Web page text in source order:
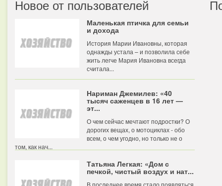
Новое от пользователей
Маленькая птичка для семьи
и дохода
История Марии Ивановны, которая
однажды устала – и позволила себе
жить легче Мария Ивановна всегда
считала...
Нариман Джемилев: «40
тысяч саженцев в 16 лет —
эт...
О чем сейчас мечтают подростки? О
дорогих вещах, о мотоциклах - обо
всем, о чем угодно, но только не о
том, как нач...
Татьяна Легкая: «Дом с
печкой, чистый воздух и нат...
В последнее время стало появляться